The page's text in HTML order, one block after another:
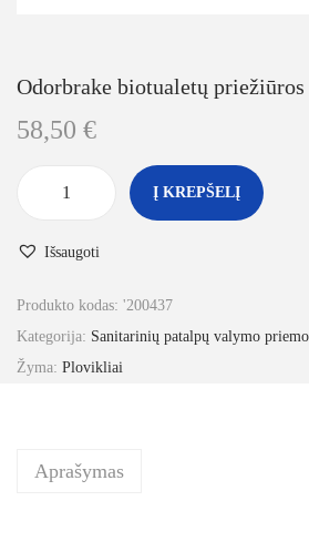
Odorbrake biotualetų
58,50 €
Į KREPŠELĮ
Išsaugoti
Produkto kodas: '200437
Kategorija: Sanitarinių patalpų valymo
Žyma: Plovikliai
Aprašymas